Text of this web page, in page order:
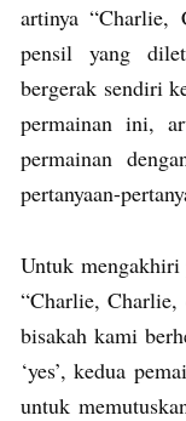
artinya “Charlie,
pensil yang
bergerak sendiri
permainan ini,
permainan
pertanyaan-
Untuk mengakhiri
“Charlie, Charlie,
bisakah kami
‘yes’, kedua
untuk